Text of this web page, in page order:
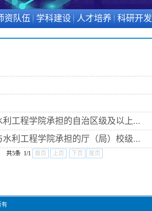
资队伍 学科建设 人才培养 科研开发
工程学院承担的自治区级及以上...
利工程学院承担的厅（局）校级...
共5条 1/1 首页 上页 下页 尾页
有